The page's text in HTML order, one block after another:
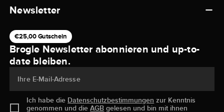
Newsletter
€25,00 Gutschein
Brogle Newsletter abonnieren und up-to-
date bleiben.
Ihre E-Mail-Adresse
Ich habe die Datenschutzbestimmungen zur Kenntnis
genommen und dieAGB gelesen und bin mit ihnen